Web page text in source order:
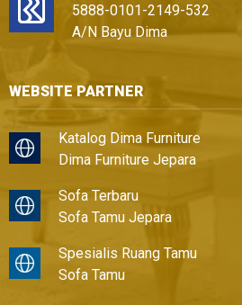
5888-0101-2149-532
A/N Bayu Dima
WEBSITE PARTNER
Katalog Dima Furniture
Dima Furniture Jepara
Sofa Terbaru
Sofa Tamu Jepara
Spesialis Ruang Tamu
Sofa Tamu